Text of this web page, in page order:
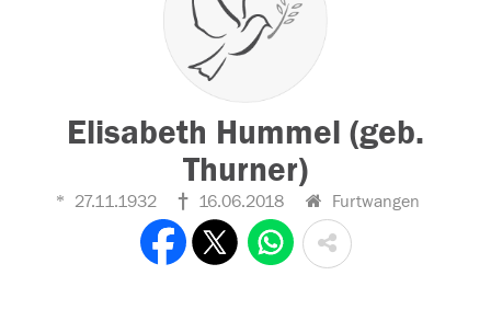
Elisabeth Hummel (geb.
Thurner)
27.11.1932 16.06.2018 Furtwangen